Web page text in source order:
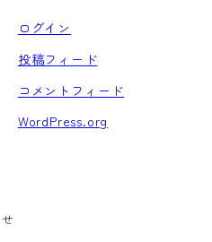
ログイン
投稿フィード
コメントフィード
WordPress.org